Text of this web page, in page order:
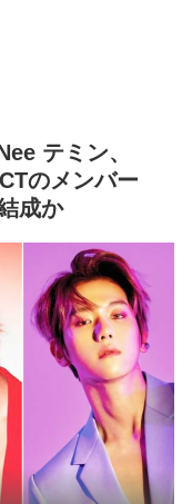
テミン、
のメンバー
成か